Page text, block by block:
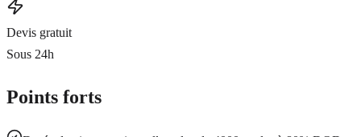
Devis gratuit
Sous 24h
Points forts